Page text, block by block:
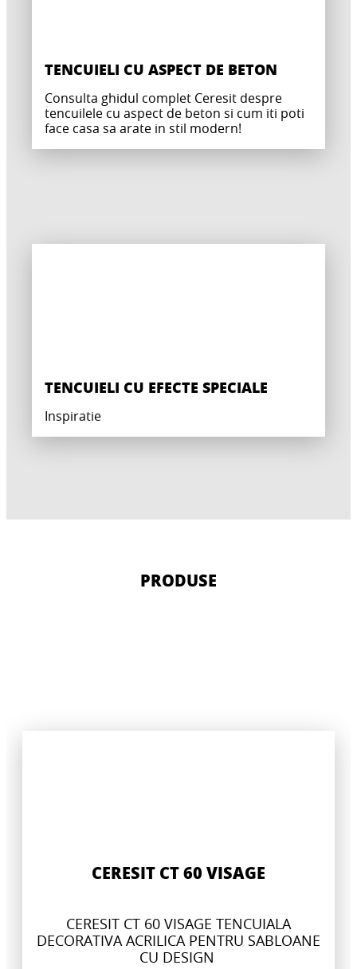
TENCUIELI CU ASPECT DE BETON
Consulta ghidul complet Ceresit despre
tencuilele cu aspect de beton si cum iti poti
face casa sa arate in stil modern!
TENCUIELI CU EFECTE SPECIALE
Inspiratie
PRODUSE
CERESIT CT 60 VISAGE
CERESIT CT 60 VISAGE TENCUIALA
DECORATIVA ACRILICA PENTRU SABLOANE
CU DESIGN